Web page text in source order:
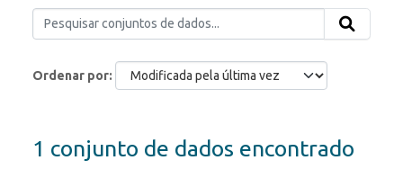
Ordenar por
1 conjunto de dados encontrado